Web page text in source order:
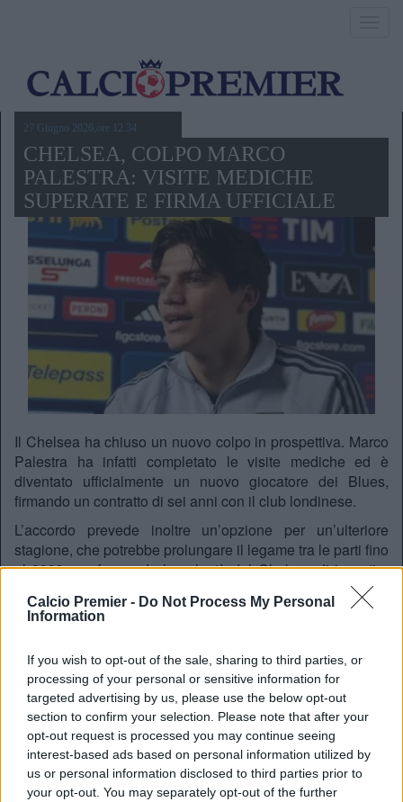
Calcio Premier - Do Not Process My Personal
Information
If you wish to opt-out of the sale, sharing to third parties, or
processing of your personal or sensitive information for
targeted advertising by us, please use the below opt-out
section to confirm your selection. Please note that after your
opt-out request is processed you may continue seeing
interest-based ads based on personal information utilized by
us or personal information disclosed to third parties prior to
your opt-out. You may separately opt-out of the further
27 Giugno 2026,ore 12.34
CHELSEA, COLPO MARCO
PALESTRA: VISITE MEDICHE
SUPERATE E FIRMA UFFICIALE
Il Chelsea ha chiuso un nuovo colpo in prospettiva. Marco
Palestra ha infatti completato le visite mediche ed è
diventato ufficialmente un nuovo giocatore dei Blues,
firmando un contratto di sei anni con il club londinese.
L’accordo prevede inoltre un’opzione per un’ulteriore
stagione, che potrebbe prolungare il legame tra le parti fino
al 2033, confermando la volontà del Chelsea di investire
Il club inglese ha accelerato nelle ultime ore per chiudere
concorrenza e definendo tutti i dettagli contrattuali in tempi
rapidi.
Con questa operazione, il Chelsea continua la sua
strategia di ringiovanimento della rosa, puntando su profili
di prospettiva da inserire gradualmente nel progetto
tecnico.